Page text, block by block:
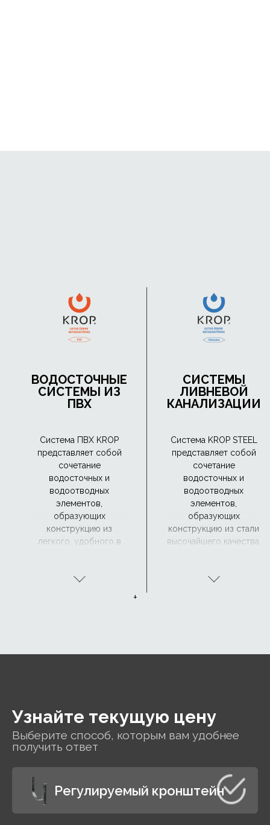
ВОДОСТОЧНЫЕ
СИСТЕМЫ ИЗ
ПВХ
Система ПВХ KROP
представляет собой
сочетание
водосточных и
водоотводных
элементов,
образующих
конструкцию из
легкого, удобного в
устойчивого к
СИСТЕМЫ
ЛИВНЕВОЙ
КАНАЛИЗАЦИИ
Система KROP STEEL
представляет собой
сочетание
водосточных и
водоотводных
элементов,
образующих
конструкцию из стали
высочайшего качества,
защитными
+
Узнайте текущую цену
Выберите способ, которым вам удобнее
получить ответ
Регулируемый кронштейн